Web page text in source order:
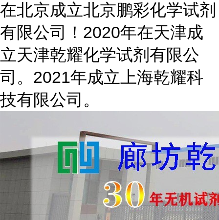
在北京成立北京鹏彩化学试剂
有限公司！2020年在天津成
立天津乾耀化学试剂有限公
司。2021年成立上海乾耀科
技有限公司。